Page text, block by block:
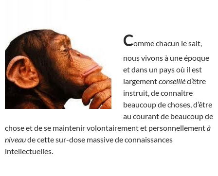
Comme chacun le sait,
nous vivons à une époque
et dans un pays où il est
largementconseilléd’être
instruit, de connaître
beaucoup de choses, d’être
au courant de beaucoup de
chose et de se maintenir volontairement et personnellementà
niveaude cette sur-dose massive de connaissances
intellectuelles.